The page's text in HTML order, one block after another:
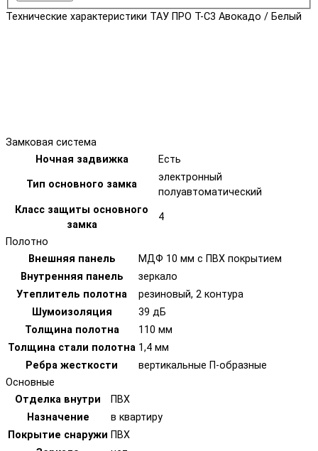
Технические характеристики ТАУ ПРО T-С3 Авокадо / Белый
Замковая система
Ночная задвижка
Есть
Тип основного замка
электронный
полуавтоматический
Класс защиты основного
замка
4
Полотно
Внешняя панель
МДФ 10 мм с ПВХ покрытием
Внутренняя панель
зеркало
Утеплитель полотна
резиновый, 2 контура
Шумоизоляция
39 дБ
Толщина полотна
110 мм
Толщина стали полотна 1,4 мм
Ребра жесткости
вертикальные П-образные
Основные
Отделка внутри
ПВХ
Назначение
в квартиру
Покрытие снаружи ПВХ